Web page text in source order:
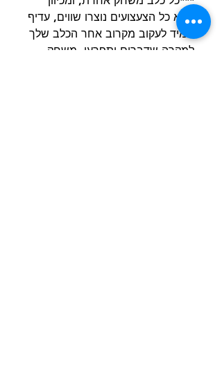
שלא כל הצעצועים נוצרו שווים, עדיף
תמיד לעקוב מקרוב אחר הכלב שלך
למקרה שדברים יתפרעו. משחק